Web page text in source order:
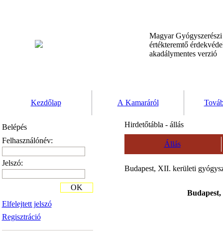
Magyar
értékteremtő
akadálymentes verzió
Kezdőlap A Kamaráról
Belépés
Felhasználónév:
Jelszó:
Elfelejtett jelszó
Regisztráció
OK
Hirdetőtábla - állás
Állás
Budapest, XII. kerületi